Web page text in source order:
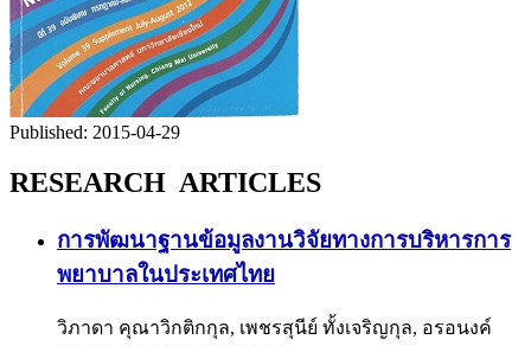
Published: 2015-04-29
RESEARCH ARTICLES
การพัฒนาฐานข้อมูลงานวิจัยทางการบริหารการ
พยาบาลในประเทศไทย
วิภาดา คุณาวิกติกกุล, เพชรสุนีย์ ทั้งเจริญกุล, อรอนงค์